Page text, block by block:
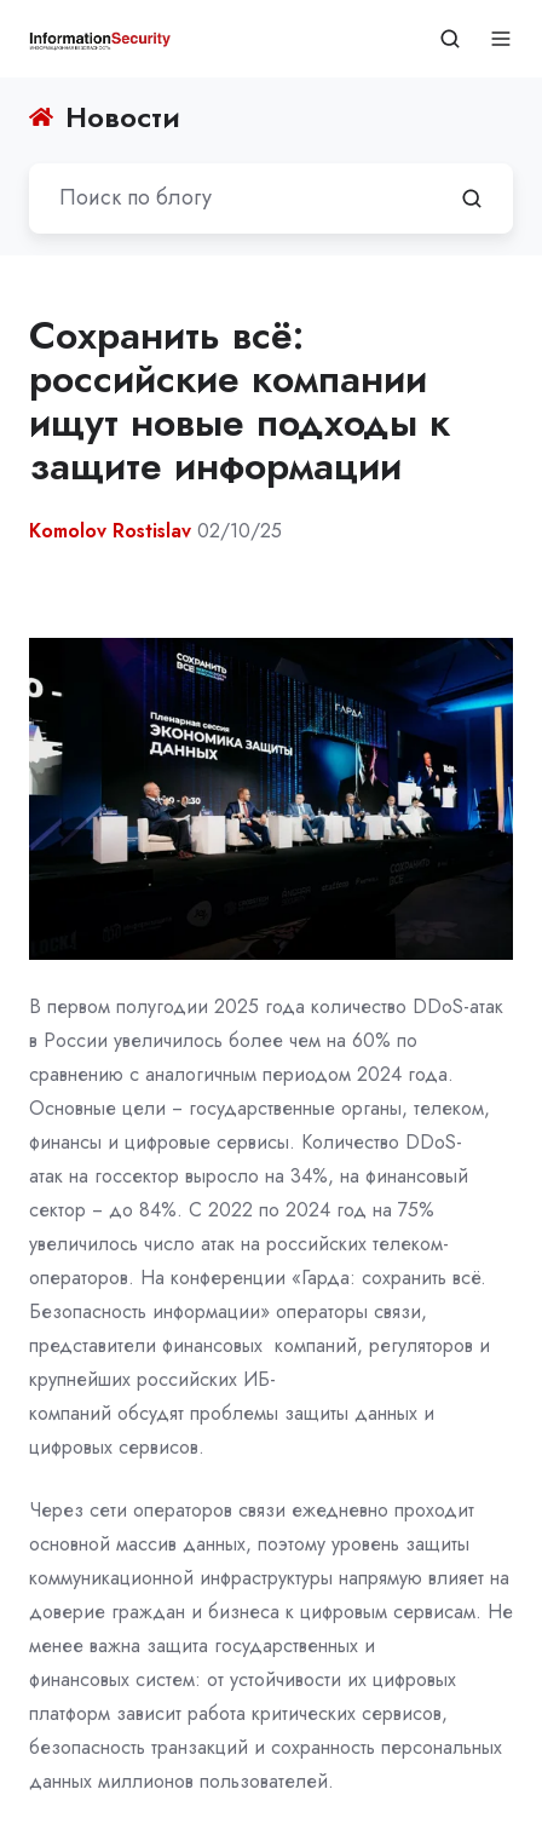
Новости
Сохранить всё:
российские компании
ищут новые подходы к
защите информации
Komolov Rostislav 02/10/25
В первом полугодии 2025 года количество DDoS-атак
в России увеличилось более чем на 60% по
сравнению с аналогичным периодом 2024 года.
Основные цели ‒ государственные органы, телеком,
финансы и цифровые сервисы. Количество DDoS-
атак на госсектор выросло на 34%, на финансовый
сектор ‒ до 84%. C 2022 по 2024 год на 75%
увеличилось число атак на российских телеком-
операторов. На конференции «Гарда: сохранить всё.
Безопасность информации» операторы связи,
представители финансовых компаний, регуляторов и
крупнейших российских ИБ-
компаний обсудят проблемы защиты данных и
цифровых сервисов.
Через сети операторов связи ежедневно проходит
основной массив данных, поэтому уровень защиты
коммуникационной инфраструктуры напрямую влияет на
доверие граждан и бизнеса к цифровым сервисам. Не
менее важна защита государственных и
финансовых систем: от устойчивости их цифровых
платформ зависит работа критических сервисов,
безопасность транзакций и сохранность персональных
данных миллионов пользователей.